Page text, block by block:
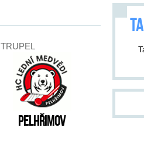
TRUPEL
Pelhřimov